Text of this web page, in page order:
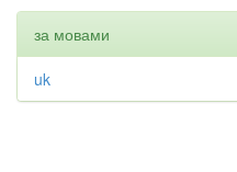
за мовами
uk